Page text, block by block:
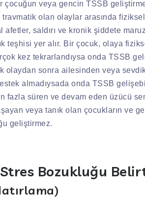
çocuğun veya gencin TSSB
olan olaylar arasında
afetler, saldırı ve kronik şiddete
teşhisi yer alır. Bir çocuk, olaya
kez tekrarlandıysa onda TSSB
olaydan sonra ailesinden veya
almadıysada onda TSSB
fazla süren ve devam eden üzücü
veya tanık olan çocukların ve
geliştirmez.
Bozukluğu